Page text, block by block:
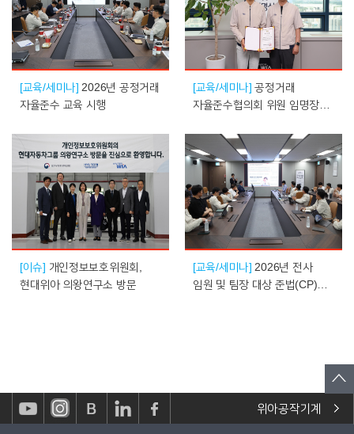
[교육/세미나] 2026년 공정거래
자율준수 교육 시행
[교육/세미나] 공정거래
자율준수협의회 위원 임명장
[이슈] 개인정보보호위원회,
현대위아 의왕연구소 방문
[교육/세미나] 2026년 전사
임원 및 팀장 대상 준법(CP)
위아공작기계